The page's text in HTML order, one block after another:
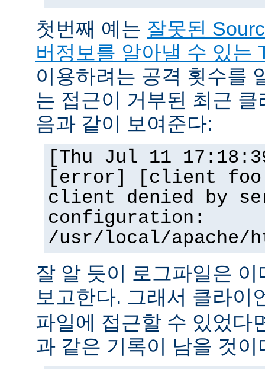
첫번째 예는 잘못된
버정보를 알아낼 수 있는
이용하려는 공격 횟수를
는 접근이 거부된 최근
음과 같이 보여준다:
[Thu Jul 11
[error] [client
client denied by
configuration:
/usr/local/apache/
잘 알 듯이 로그파일은
보고한다. 그래서 클라이
파일에 접근할 수 있었다
과 같은 기록이 남을 것이